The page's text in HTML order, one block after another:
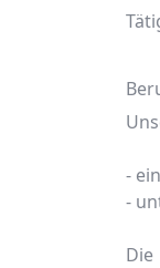
-
-